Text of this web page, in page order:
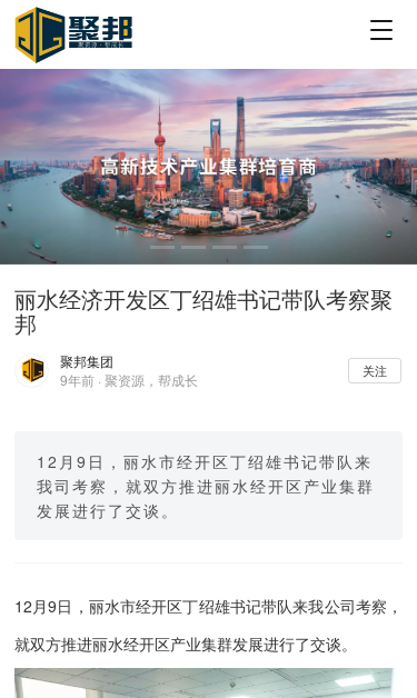
T
g
g
l
e
n
a
v
i
t
n
丽水经济开发区丁绍雄书记带队考察聚
邦
聚邦集团
9年前 · 聚资源，帮成长
关注
12月9日，丽水市经开区丁绍雄书记带队来
我司考察，就双方推进丽水经开区产业集群
发展进行了交谈。
12月9 日，丽水市经开区丁绍雄书记带队来我公司考察，
就双方推进丽水经开区产业集群发展进行了交谈。